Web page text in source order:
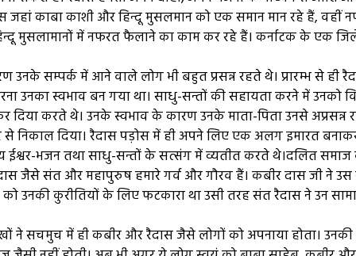
जहां काबा काशी और हिन्दू मुसलमान को एक समान मान रहे हैं, वहीं
मुसलामानों में नफरत फैलाने का काम कर रहे हैं। कर्नाटक के एक
सम्पर्क में आने वाले लोग भी बहुत प्रसन्न रहते थे। प्रारम्भ से ही
उनका स्वभाव बन गया था। साधु-सन्तों की सहायता करने में उनको
दिया करते थे। उनके स्वभाव के कारण उनके माता-पिता उनसे अप्रसन्न
निकाल दिया। रैदास पड़ोस में ही अपने लिए एक अलग इमारत
भजन तथा साधु-सन्तों के सत्संग में व्यतीत करते थे।दलित
जैसे संत और महापुरुष हमारे गर्व और गौरव हैं। कबीर दास जी ने
उनकी कुरीतियों के लिए फटकारा था उसी तरह संत रैदास ने उन
सचमुच में ही कबीर और रैदास जैसे लोगों को अपनाया होता। उनकी